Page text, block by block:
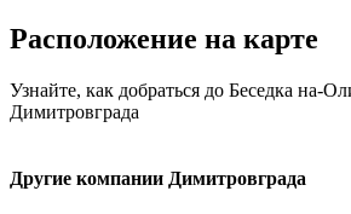
Расположение на карте
Узнайте, как добраться до Беседка на-
Димитровграда
Другие компании Димитровграда